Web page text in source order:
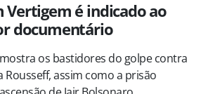
Vertigem é indicado ao
documentário
os bastidores do golpe contra
assim como a prisão